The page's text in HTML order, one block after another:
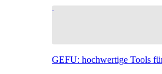
GEFU: hochwertige Tools